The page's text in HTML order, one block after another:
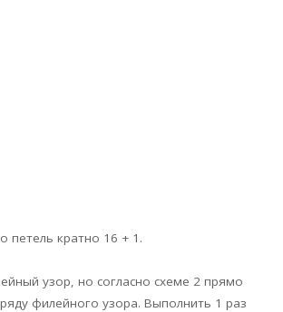
петель кратно 16 + 1.
узор, но согласно схеме 2 прямо
филейного узора. Выполнить 1 раз